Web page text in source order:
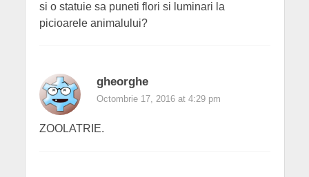
si o statuie sa puneti flori si luminari la
picioarele animalului?
gheorghe
Octombrie 17, 2016 at 4:29 pm
ZOOLATRIE.